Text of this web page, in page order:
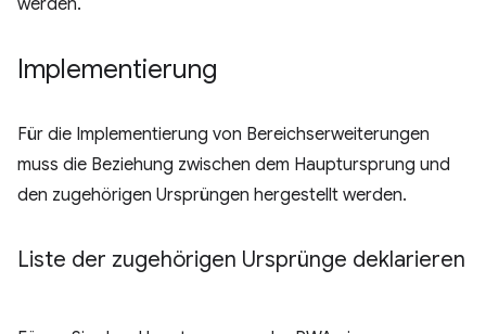
Implementierung
Für die Implementierung von Bereichserweiterungen
muss die Beziehung zwischen dem Hauptursprung und
den zugehörigen Ursprüngen hergestellt werden.
Liste der zugehörigen Ursprünge deklarieren